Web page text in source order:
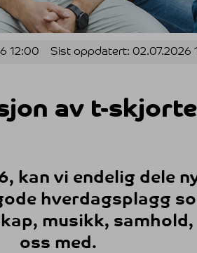
12:00 Sist oppdatert: 02.07.2026
av t-
kan vi endelig dele
hverdagsplagg
musikk,
oss med.